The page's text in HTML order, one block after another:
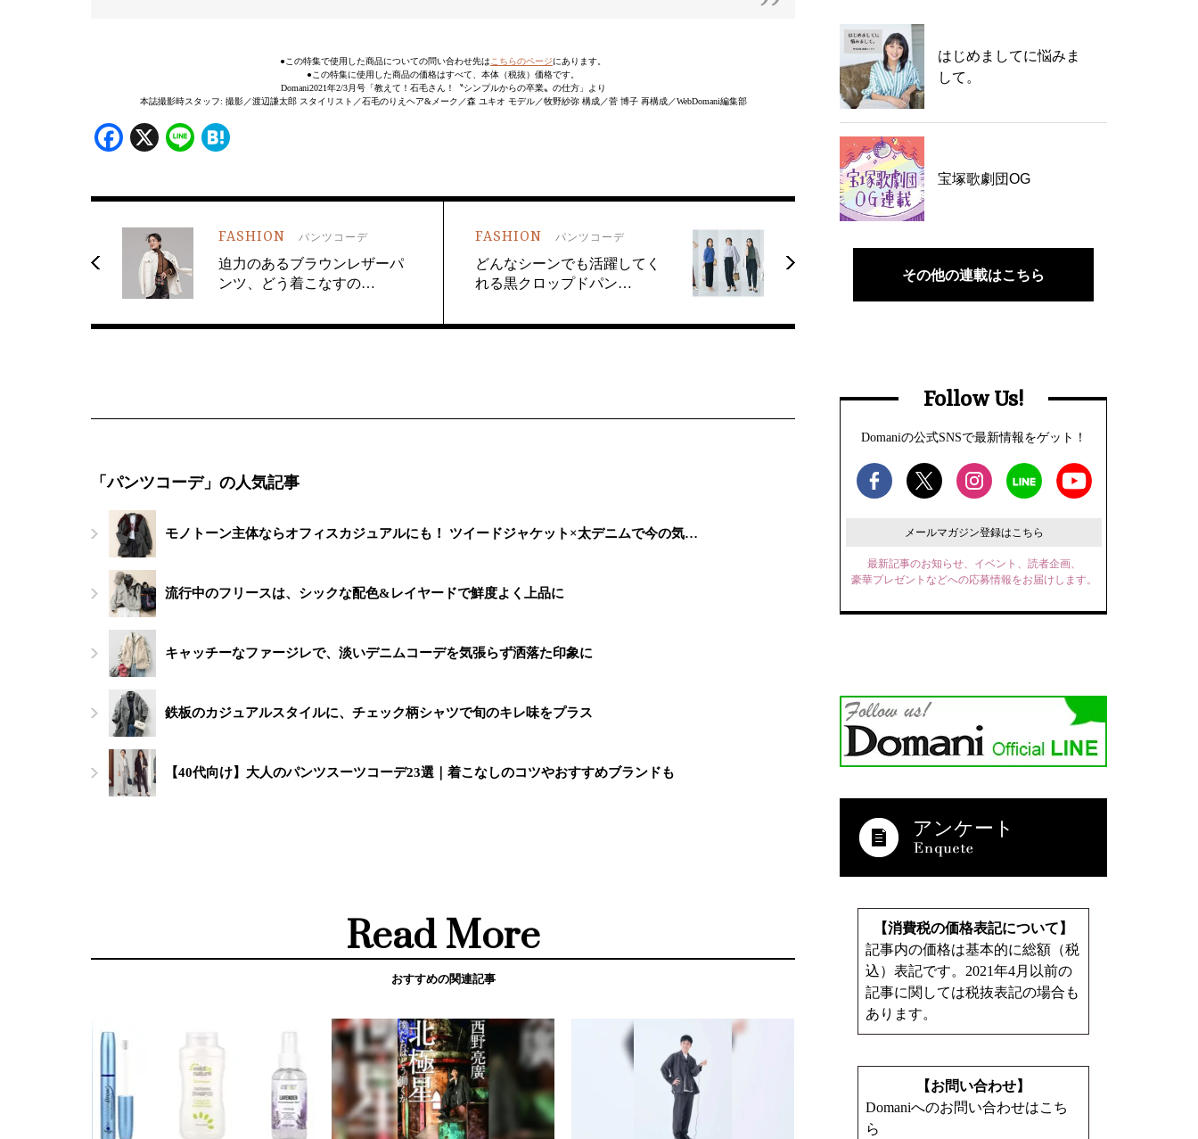
●この特集で使用した商品についての問い合わせ先は こちらのページにあります。
●この特集に使用した商品の価格はすべて、本体（税抜）価格です。
Domani2021年2/3月号「教えて！石毛さん！〝シンプルからの卒業〟の仕方」より
本誌撮影時スタッフ: 撮影／渡辺謙太郎 スタイリスト／石毛のりえヘア&メーク／森 ユキオ モデル／牧野紗弥 構成／菅 博子 再構成／WebDomani編集部
Facebook
X Line
FASHION パンツコーデ
迫力のあるブラウンレザーパ
ンツ、どう着こなすの…
FASHION パンツコーデ
どんなシーンでも活躍してく
れる黒クロップドパン…
「パンツコーデ」の人気記事
モノトーン主体ならオフィスカジュアルにも！ ツイードジャケット×太デニムで今の気…
流行中のフリースは、シックな配色&レイヤードで鮮度よく上品に
キャッチーなファージレで、淡いデニムコーデを気張らず洒落た印象に
鉄板のカジュアルスタイルに、チェック柄シャツで旬のキレ味をプラス
【40代向け】大人のパンツスーツコーデ23選｜着こなしのコツやおすすめブランドも
Read More
おすすめの関連記事
はじめましてに悩みま
して。
宝塚歌劇団OG
その他の連載はこちら
Follow Us!
Domaniの公式SNSで最新情報をゲット！
メールマガジン登録はこちら
最新記事のお知らせ、イベント、読者企画、
豪華プレゼントなどへの応募情報をお届けします。
アンケート
【消費税の価格表記について】
記事内の価格は基本的に総額（税
込）表記です。2021年4月以前の
記事に関しては税抜表記の場合も
あります。
【お問い合わせ】
Domaniへのお問い合わせはこち
ら